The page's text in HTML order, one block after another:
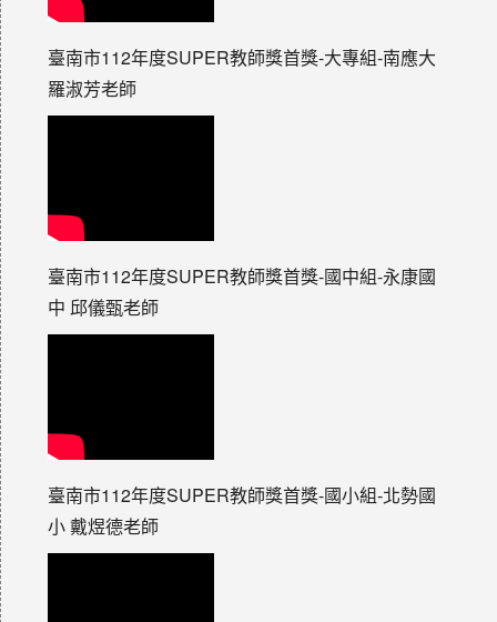
臺南市112年度SUPER教師獎首獎-大專組-南應大
羅淑芳老師
臺南市112年度SUPER教師獎首獎-國中組-永康國
中 邱儀甄老師
臺南市112年度SUPER教師獎首獎-國小組-北勢國
小 戴煜德老師